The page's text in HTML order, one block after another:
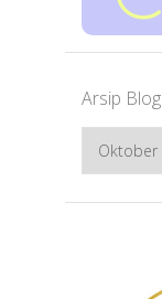
Arsip Blog